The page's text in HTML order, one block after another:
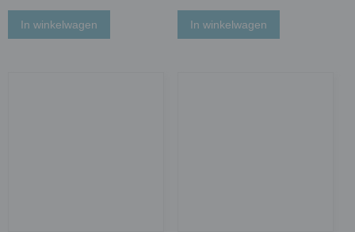
In winkelwagen In winkelwagen